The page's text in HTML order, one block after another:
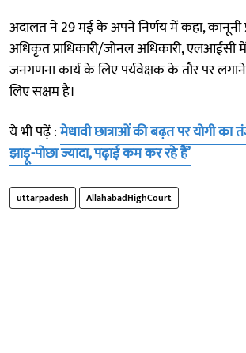
अदालत ने 29 मई के अपने निर्णय में कहा, कानूनी
अधिकृत प्राधिकारी/जोनल अधिकारी, एलआईसी
जनगणना कार्य के लिए पर्यवेक्षक के तौर पर
लिए सक्षम है।
ये भी पढ़ें :मेधावी छात्राओं की बढ़त पर योगी
झाड़ू-पोछा ज्यादा, पढ़ाई कम कर रहे हैं’
uttarpadesh AllahabadHighCourt